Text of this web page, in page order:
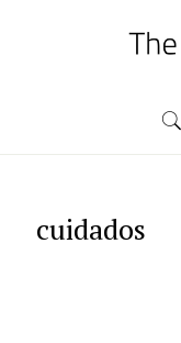
cuidados